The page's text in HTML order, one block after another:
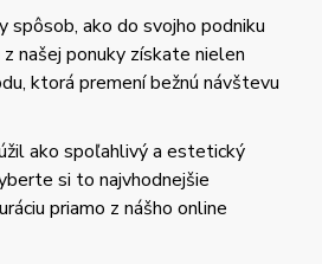
ako do svojho podniku
našej ponuky získate nielen
ktorá premení bežnú návštevu
ako spoľahlivý a estetický
si to najvhodnejšie
priamo z nášho online